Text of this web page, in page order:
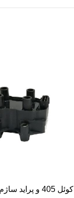
کوئل 405 و پراید ساژم ایساکویی